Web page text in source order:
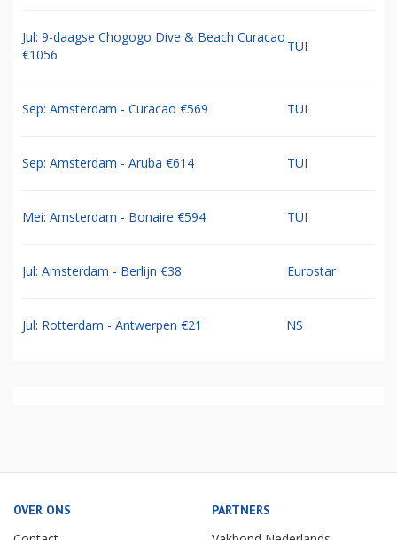
Jul: 9-daagse Chogogo Dive & Beach Curacao
€1056
TUI
Sep: Amsterdam - Curacao €569 TUI
Sep: Amsterdam - Aruba €614 TUI
Mei: Amsterdam - Bonaire €594 TUI
Jul: Amsterdam - Berlijn €38 Eurostar
Jul: Rotterdam - Antwerpen €21 NS
OVER ONS PARTNERS